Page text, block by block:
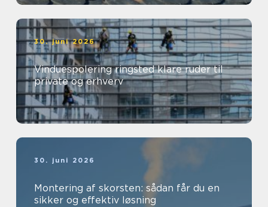
30. juni 2026
Vinduespolering ringsted klare ruder til
private og erhverv
30. juni 2026
Montering af skorsten: sådan får du en
sikker og effektiv løsning